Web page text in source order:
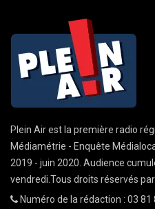
Plein Air est la première radio
Médiamétrie - Enquête
2019 - juin 2020. Audience
vendredi.Tous droits réservés
Numéro de la rédaction : 03 81